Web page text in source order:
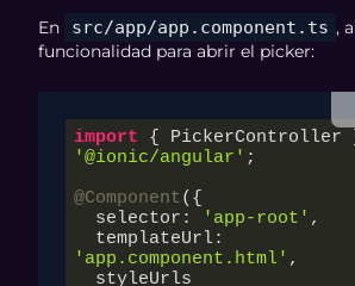
En src/app/app.component.ts ,
funcionalidad para abrir el picker:
import {
'@ionic/angular' ;
@Component({
  selector:
'app-root' ,
'app.component.html' ,